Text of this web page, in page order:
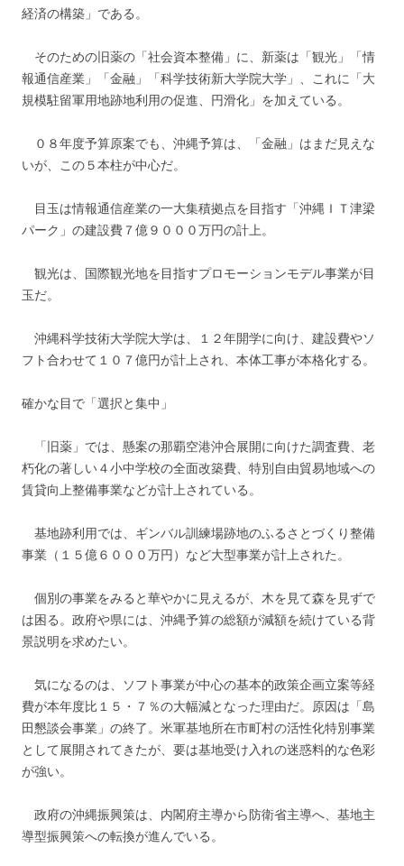
経済の構築」である。
そのための旧薬の「社会資本整備」に、新薬は「観光」「情
報通信産業」「金融」「科学技術新大学院大学」、これに「大
規模駐留軍用地跡地利用の促進、円滑化」を加えている。
０８年度予算原案でも、沖縄予算は、「金融」はまだ見えな
いが、この５本柱が中心だ。
目玉は情報通信産業の一大集積拠点を目指す「沖縄ＩＴ津梁
パーク」の建設費７億９０００万円の計上。
観光は、国際観光地を目指すプロモーションモデル事業が目
玉だ。
沖縄科学技術大学院大学は、１２年開学に向け、建設費やソ
フト合わせて１０７億円が計上され、本体工事が本格化する。
確かな目で「選択と集中」
「旧薬」では、懸案の那覇空港沖合展開に向けた調査費、老
朽化の著しい４小中学校の全面改築費、特別自由貿易地域への
賃貸向上整備事業などが計上されている。
基地跡利用では、ギンバル訓練場跡地のふるさとづくり整備
事業（１５億６０００万円）など大型事業が計上された。
個別の事業をみると華やかに見えるが、木を見て森を見ずで
は困る。政府や県には、沖縄予算の総額が減額を続けている背
景説明を求めたい。
気になるのは、ソフト事業が中心の基本的政策企画立案等経
費が本年度比１５・７％の大幅減となった理由だ。原因は「島
田懇談会事業」の終了。米軍基地所在市町村の活性化特別事業
として展開されてきたが、要は基地受け入れの迷惑料的な色彩
が強い。
政府の沖縄振興策は、内閣府主導から防衛省主導へ、基地主
導型振興策への転換が進んでいる。